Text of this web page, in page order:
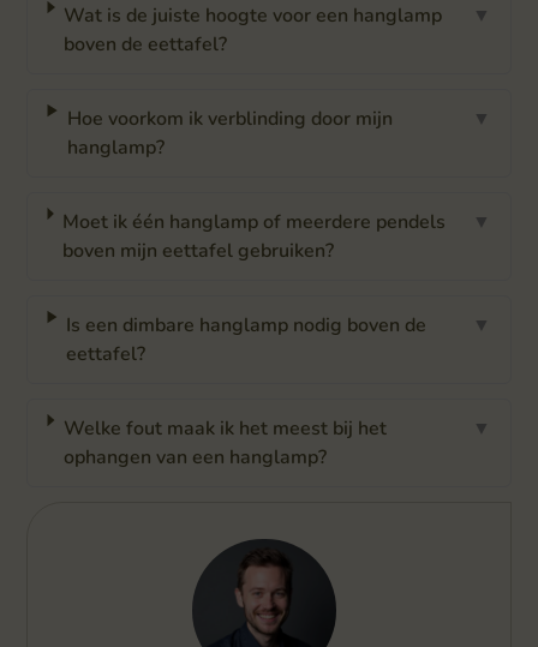
Wat is de juiste hoogte voor een hanglamp
boven de eettafel?
▼
Hoe voorkom ik verblinding door mijn
hanglamp?
▼
Moet ik één hanglamp of meerdere pendels
boven mijn eettafel gebruiken?
▼
Is een dimbare hanglamp nodig boven de
eettafel?
▼
Welke fout maak ik het meest bij het
ophangen van een hanglamp?
▼